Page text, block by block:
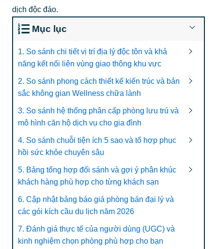
dịch độc đáo.
Mục lục
1. So sánh chi tiết vị trí địa lý độc tôn và khả
năng kết nối liên vùng giao thông khu vực
2. So sánh phong cách thiết kế kiến trúc và bản
sắc không gian Wellness chữa lành
3. So sánh hệ thống phân cấp phòng lưu trú và
mô hình căn hộ dịch vụ cho gia đình
4. So sánh chuỗi tiện ích 5 sao và tổ hợp phục
hồi sức khỏe chuyên sâu
5. Bảng tổng hợp đối sánh và gợi ý phân khúc
khách hàng phù hợp cho từng khách sạn
6. Cập nhật bảng báo giá phòng bán đại lý và
các gói kích cầu du lịch năm 2026
7. Đánh giá thực tế của người dùng (UGC) và
kinh nghiệm chọn phòng phù hợp cho bạn